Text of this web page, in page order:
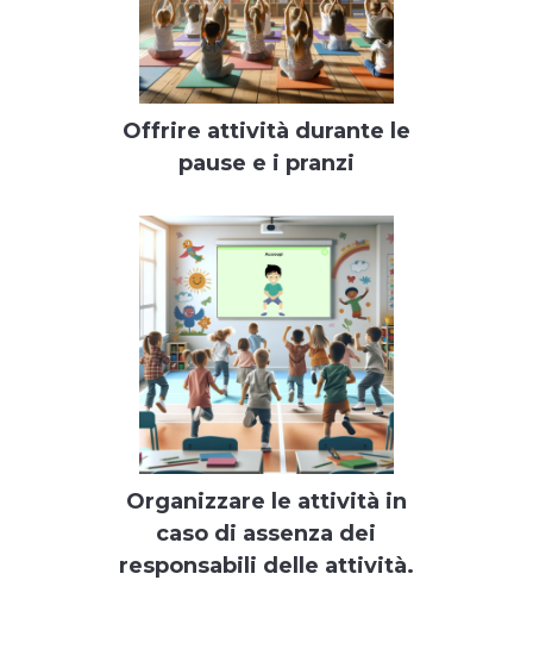
Offrire attività durante le
pause e i pranzi
Organizzare le attività in
caso di assenza dei
responsabili delle attività.